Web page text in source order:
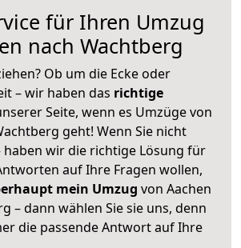
für Ihren Umzug
nach Wachtberg
Ob um die Ecke oder
– wir haben das richtige
Seite, wenn es Umzüge von
geht! Wenn Sie nicht
haben wir die richtige Lösung für
auf Ihre Fragen wollen,
mein Umzug von Aachen
– dann wählen Sie sie uns, denn
die passende Antwort auf Ihre